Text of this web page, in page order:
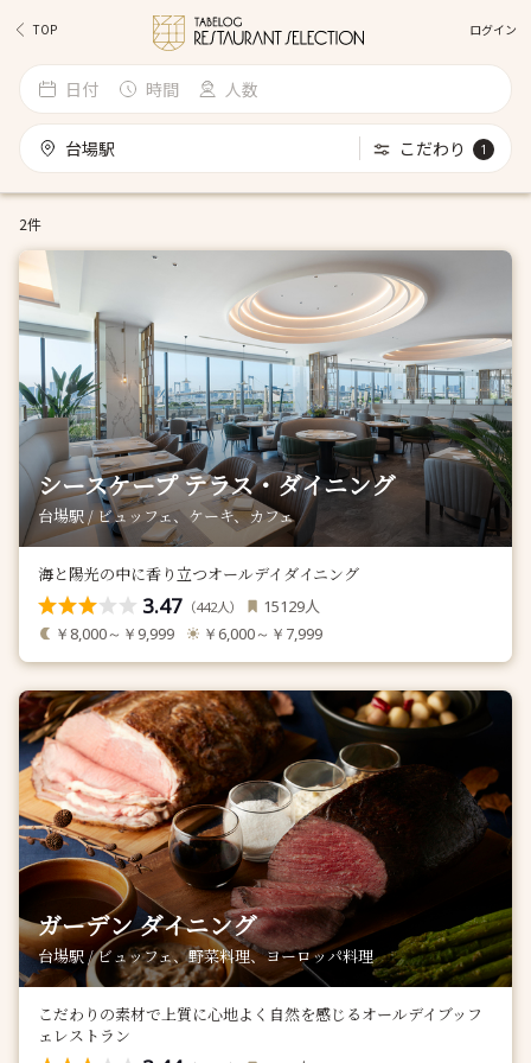
TOP ログイン
日付 時間 人数
台場駅 こだわり 1
2件
シースケープ テラス・ダイニング
台場駅 / ビュッフェ、ケーキ、カフェ
海と陽光の中に香り立つオールデイダイニング
3.47 （442人） 15129人
￥8,000～￥9,999 ￥6,000～￥7,999
ガーデン ダイニング
台場駅 / ビュッフェ、野菜料理、ヨーロッパ料理
こだわりの素材で上質に心地よく自然を感じるオールデイブッフ
ェレストラン